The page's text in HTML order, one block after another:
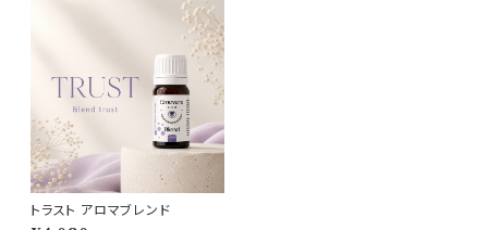
トラスト アロマブレンド